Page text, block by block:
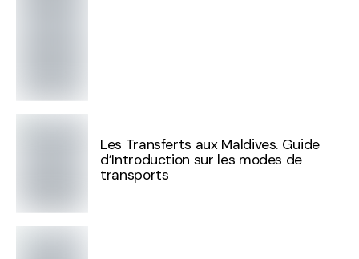
Les Transferts aux Maldives. Guide
d’Introduction sur les modes de
transports